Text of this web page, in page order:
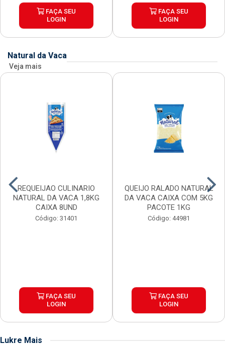
FAÇA SEU
LOGIN
FAÇA SEU
LOGIN
Natural da Vaca
Veja mais
REQUEIJAO CULINARIO
NATURAL DA VACA 1,8KG
CAIXA 8UND
Código: 31401
FAÇA SEU
LOGIN
QUEIJO RALADO NATURAL
DA VACA CAIXA COM 5KG
PACOTE 1KG
Código: 44981
FAÇA SEU
LOGIN
Lukre Mais